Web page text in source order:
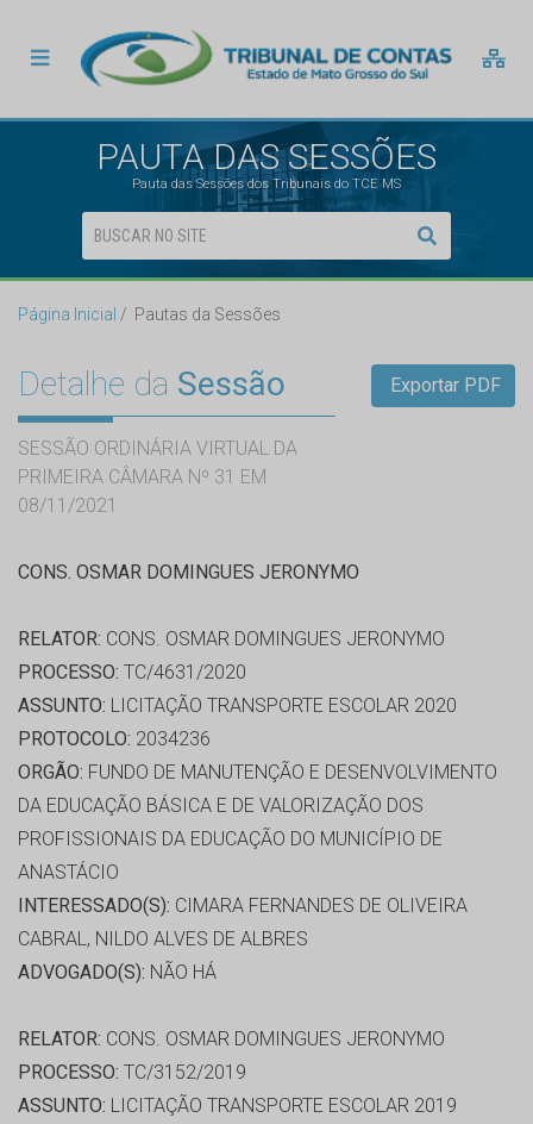
PAUTA DAS SESSÕES
Pauta das Sessões dos Tribunais do TCE MS
Página Inicial Pautas da Sessões
Detalhe da Sessão
SESSÃO ORDINÁRIA VIRTUAL DA
PRIMEIRA CÂMARA Nº 31 EM
08/11/2021
Exportar PDF
CONS. OSMAR DOMINGUES JERONYMO
RELATOR: CONS. OSMAR DOMINGUES JERONYMO
PROCESSO: TC/4631/2020
ASSUNTO: LICITAÇÃO TRANSPORTE ESCOLAR 2020
PROTOCOLO: 2034236
ORGÃO: FUNDO DE MANUTENÇÃO E DESENVOLVIMENTO
DA EDUCAÇÃO BÁSICA E DE VALORIZAÇÃO DOS
PROFISSIONAIS DA EDUCAÇÃO DO MUNICÍPIO DE
ANASTÁCIO
INTERESSADO(S): CIMARA FERNANDES DE OLIVEIRA
CABRAL, NILDO ALVES DE ALBRES
ADVOGADO(S): NÃO HÁ
RELATOR: CONS. OSMAR DOMINGUES JERONYMO
PROCESSO: TC/3152/2019
ASSUNTO: LICITAÇÃO TRANSPORTE ESCOLAR 2019